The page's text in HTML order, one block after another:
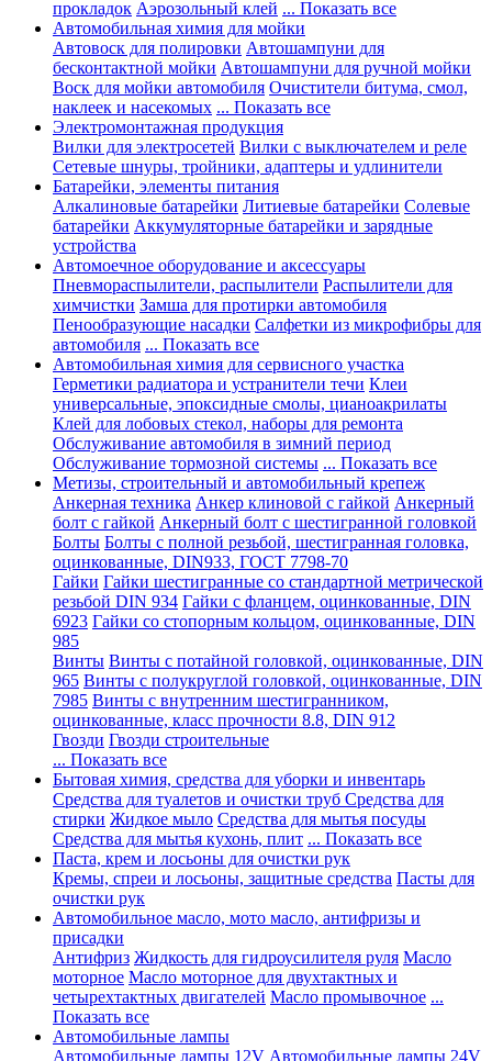
прокладок Аэрозольный клей ... Показать все
Автомобильная химия для мойки
Автовоск для полировки Автошампуни для
бесконтактной мойки Автошампуни для ручной мойки
Воск для мойки автомобиля Очистители битума, смол,
наклеек и насекомых ... Показать все
Электромонтажная продукция
Вилки для электросетей Вилки с выключателем и реле
Сетевые шнуры, тройники, адаптеры и удлинители
Батарейки, элементы питания
Алкалиновые батарейки Литиевые батарейки Солевые
батарейки Аккумуляторные батарейки и зарядные
устройства
Автомоечное оборудование и аксессуары
Пневмораспылители, распылители Распылители для
химчистки Замша для протирки автомобиля
Пенообразующие насадки Салфетки из микрофибры для
автомобиля ... Показать все
Автомобильная химия для сервисного участка
Герметики радиатора и устранители течи Клеи
универсальные, эпоксидные смолы, цианоакрилаты
Клей для лобовых стекол, наборы для ремонта
Обслуживание автомобиля в зимний период
Обслуживание тормозной системы ... Показать все
Метизы, строительный и автомобильный крепеж
Анкерная техника Анкер клиновой с гайкой Анкерный
болт с гайкой Анкерный болт с шестигранной головкой
Болты Болты с полной резьбой, шестигранная головка,
оцинкованные, DIN933, ГОСТ 7798-70
Гайки Гайки шестигранные со стандартной метрической
резьбой DIN 934 Гайки с фланцем, оцинкованные, DIN
6923 Гайки со стопорным кольцом, оцинкованные, DIN
985
Винты Винты с потайной головкой, оцинкованные, DIN
965 Винты с полукруглой головкой, оцинкованные, DIN
7985 Винты с внутренним шестигранником,
оцинкованные, класс прочности 8.8, DIN 912
Гвозди Гвозди строительные
... Показать все
Бытовая химия, средства для уборки и инвентарь
Средства для туалетов и очистки труб Средства для
стирки Жидкое мыло Средства для мытья посуды
Средства для мытья кухонь, плит ... Показать все
Паста, крем и лосьоны для очистки рук
Кремы, спреи и лосьоны, защитные средства Пасты для
очистки рук
Автомобильное масло, мото масло, антифризы и
присадки
Антифриз Жидкость для гидроусилителя руля Масло
моторное Масло моторное для двухтактных и
четырехтактных двигателей Масло промывочное ...
Показать все
Автомобильные лампы
Автомобильные лампы 12V Автомобильные лампы 24V